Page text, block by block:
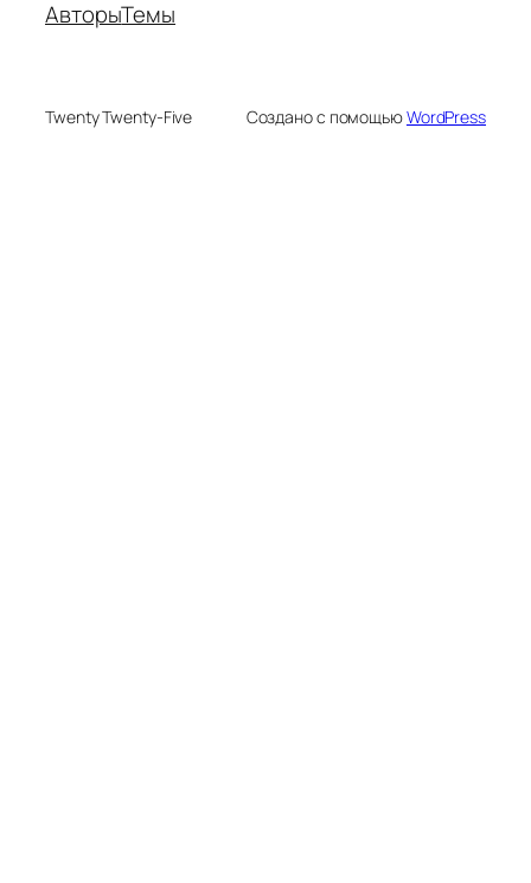
АвторыТемы
Twenty Twenty-Five Создано с помощьюWordPress